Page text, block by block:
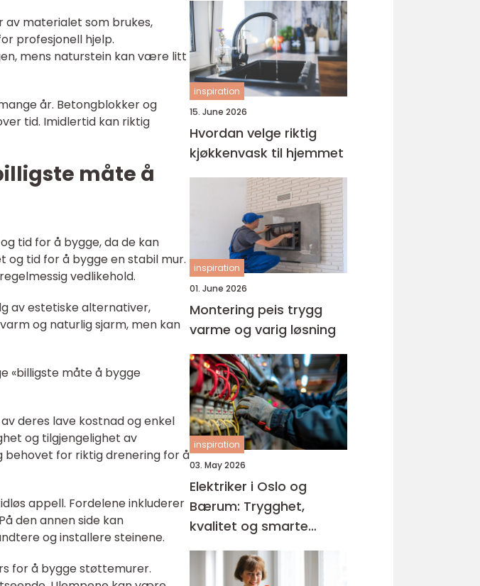
av materialet som brukes,
profesjonell hjelp.
mens naturstein kan være litt
år. Betongblokker og
tid. Imidlertid kan riktig
måte å
tid for å bygge, da de kan
og tid for å bygge en stabil mur.
vedlikehold.
av estetiske alternativer,
og naturlig sjarm, men kan
«billigste måte å bygge
deres lave kostnad og enkel
og tilgjengelighet av
for riktig drenering for å
appell. Fordelene inkluderer
den annen side kan
og installere steinene.
for å bygge støttemurer.
inspiration
15. June 2026
Hvordan velge riktig
kjøkkenvask til hjemmet
inspiration
01. June 2026
Montering peis trygg
varme og varig løsning
inspiration
03. May 2026
Elektriker i Oslo og
Bærum: Trygghet,
kvalitet og smarte
løsninger